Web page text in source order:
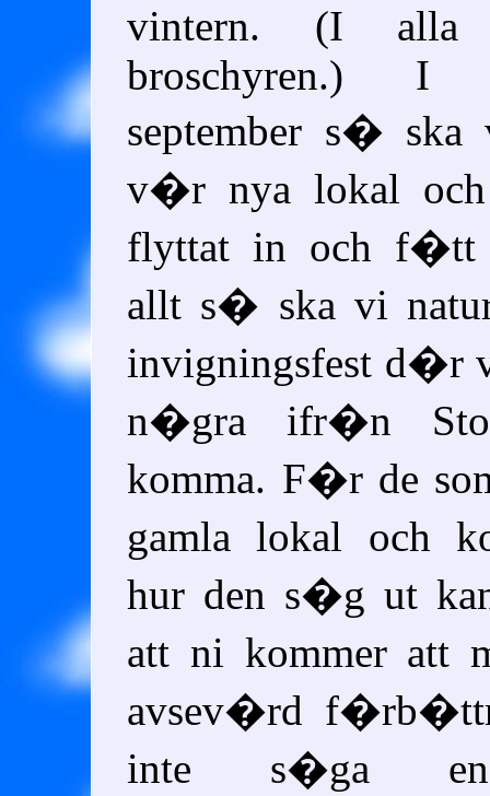
vintern. (I
broschyren.) I
september s�
v�r nya lokal
flyttat in och f�tt
allt s� ska vi
invigningsfest d�r
n�gra ifr�n
komma. F�r de
gamla lokal och
hur den s�g ut
att ni kommer att
avsev�rd
inte s�ga